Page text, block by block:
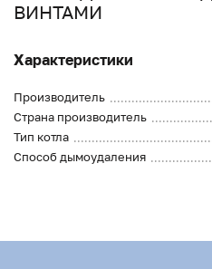
ВИНТАМИ
Характеристики
Производитель
Страна производитель
Тип котла
Способ дымоудаления